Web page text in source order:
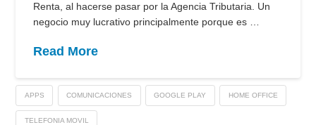
Renta, al hacerse pasar por la Agencia Tributaria. Un
negocio muy lucrativo principalmente porque es …
Read More
APPS COMUNICACIONES GOOGLE PLAY HOME OFFICE
TELEFONIA MOVIL